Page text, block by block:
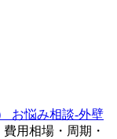
お悩み相談-外壁
用相場・周期・